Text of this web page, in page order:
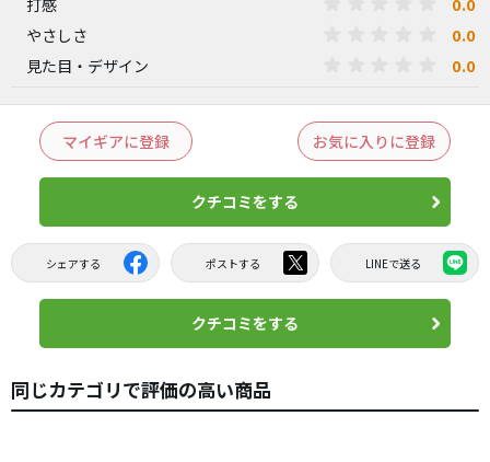
やさしさ 0.0
見た目・デザイン 0.0
マイギアに登録 お気に入りに登録
クチコミをする
シェアする ポストする LINEで送る
クチコミをする
同じカテゴリで評価の高い商品